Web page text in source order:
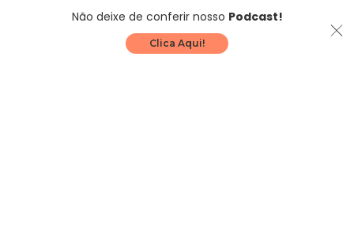
Não deixe de conferir nosso Podcast!
Clica Aqui!